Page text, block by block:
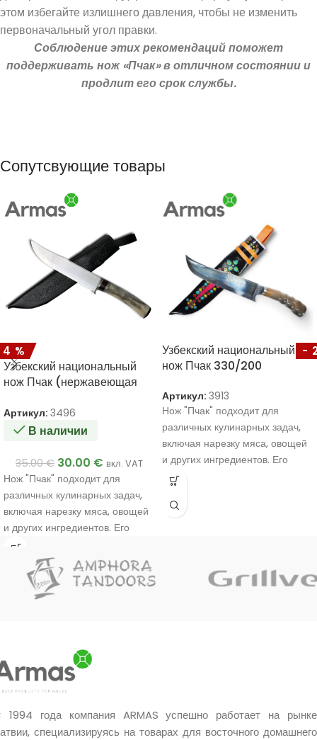
этом избегайте излишнего давления, чтобы не изменить
первоначальный угол правки.
Соблюдение этих рекомендаций поможет
поддерживать нож «Пчак» в отличном состоянии и
продлит его срок службы.
Сопутсвующие товары
Узбекский национальный
нож Пчак (нержавеющая
Артикул: 3496
В наличии
35.00€ 30.00 € вкл. VAT
Нож "Пчак" подходит для
различных кулинарных задач,
включая нарезку мяса, овощей
и других ингредиентов. Его
уникальный дизайн и
материалы обеспечивают
прочность и эффективность в
использовании.
Узбекский национальный
нож Пчак 330/200
Артикул: 3913
Нож "Пчак" подходит для
различных кулинарных задач,
включая нарезку мяса, овощей
и других ингредиентов. Его
уникальный дизайн и
прочность и эффективность в
Очень хороший подарок.
-
1994 года компания ARMAS успешно работает на рынке
специализируясь на товарах для восточного домашнего